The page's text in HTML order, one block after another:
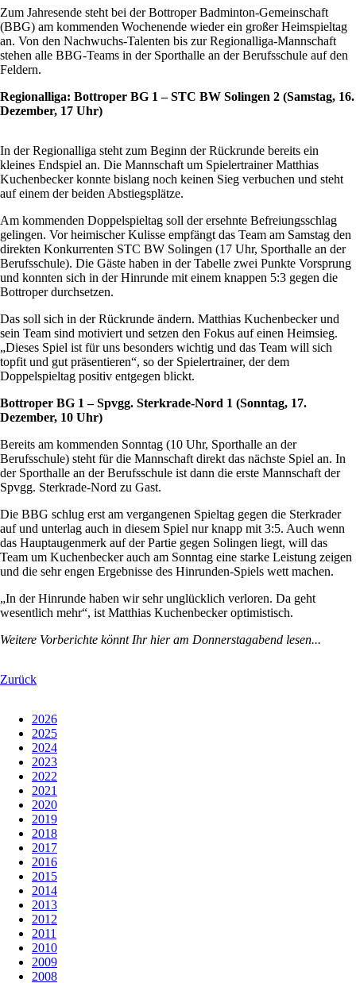
Zum Jahresende steht bei der Bottroper Badminton-Gemeinschaft
(BBG) am kommenden Wochenende wieder ein großer Heimspieltag
an. Von den Nachwuchs-Talenten bis zur Regionalliga-Mannschaft
stehen alle BBG-Teams in der Sporthalle an der Berufsschule auf den
Feldern.
Regionalliga: Bottroper BG 1 – STC BW Solingen 2 (Samstag, 16.
Dezember, 17 Uhr)
In der Regionalliga steht zum Beginn der Rückrunde bereits ein
kleines Endspiel an. Die Mannschaft um Spielertrainer Matthias
Kuchenbecker konnte bislang noch keinen Sieg verbuchen und steht
auf einem der beiden Abstiegsplätze.
Am kommenden Doppelspieltag soll der ersehnte Befreiungsschlag
gelingen. Vor heimischer Kulisse empfängt das Team am Samstag den
direkten Konkurrenten STC BW Solingen (17 Uhr, Sporthalle an der
Berufsschule). Die Gäste haben in der Tabelle zwei Punkte Vorsprung
und konnten sich in der Hinrunde mit einem knappen 5:3 gegen die
Bottroper durchsetzen.
Das soll sich in der Rückrunde ändern. Matthias Kuchenbecker und
sein Team sind motiviert und setzen den Fokus auf einen Heimsieg.
„Dieses Spiel ist für uns besonders wichtig und das Team will sich
topfit und gut präsentieren“, so der Spielertrainer, der dem
Doppelspieltag positiv entgegen blickt.
Bottroper BG 1 – Spvgg. Sterkrade-Nord 1 (Sonntag, 17.
Dezember, 10 Uhr)
Bereits am kommenden Sonntag (10 Uhr, Sporthalle an der
Berufsschule) steht für die Mannschaft direkt das nächste Spiel an. In
der Sporthalle an der Berufsschule ist dann die erste Mannschaft der
Spvgg. Sterkrade-Nord zu Gast.
Die BBG schlug erst am vergangenen Spieltag gegen die Sterkrader
auf und unterlag auch in diesem Spiel nur knapp mit 3:5. Auch wenn
das Hauptaugenmerk auf der Partie gegen Solingen liegt, will das
Team um Kuchenbecker auch am Sonntag eine starke Leistung zeigen
und die sehr engen Ergebnisse des Hinrunden-Spiels wett machen.
„In der Hinrunde haben wir sehr unglücklich verloren. Da geht
wesentlich mehr“, ist Matthias Kuchenbecker optimistisch.
Weitere Vorberichte könnt Ihr hier am Donnerstagabend lesen...
Zurück
2026
2025
2024
2023
2022
2021
2020
2019
2018
2017
2016
2015
2014
2013
2012
2011
2010
2009
2008